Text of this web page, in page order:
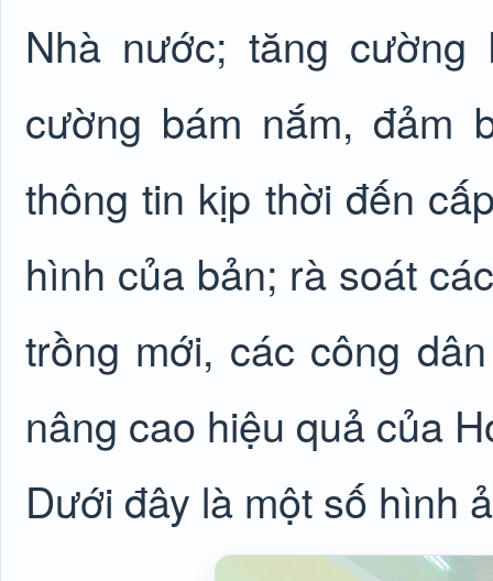
Nhà nước; tăng
cường bám nắm, đảm
thông tin kịp thời đến
hình của bản; rà soát
trồng mới, các công
nâng cao hiệu quả của
Dưới đây là một số hình